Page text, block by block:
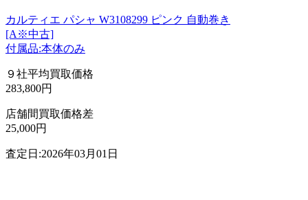
カルティエ パシャ W3108299 ピンク 自動巻き
[A※中古]
付属品:本体のみ
９社平均買取価格
283,800円
店舗間買取価格差
25,000円
査定日:2026年03月01日